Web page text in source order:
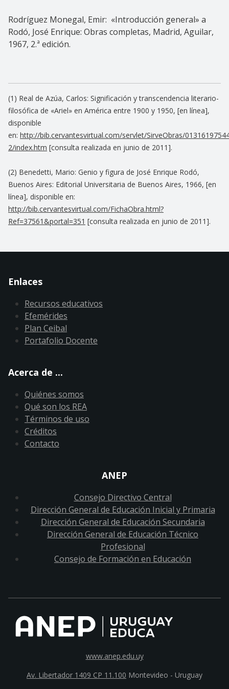
Rodríguez Monegal, Emir: «Introducción general» a
Rodó, José Enrique: Obras completas, Madrid, Aguilar,
1967, 2.ª edición.
(1) Real de Azúa, Carlos: Significación y transcendencia literario-
filosófica de «Ariel» en América entre 1900 y 1950, [en línea],
disponible
en: http://bib.cervantesvirtual.com/servlet/SirveObras/
2/index.htm [consulta realizada en junio de 2011].
(2) Benedetti, Mario: Genio y figura de José Enrique Rodó,
Buenos Aires: Editorial Universitaria de Buenos Aires, 1966, [en
línea], disponible en:
http://bib.cervantesvirtual.com/FichaObra.html?
Ref=37561&portal=351 [consulta realizada en junio de 2011].
Enlaces
Recursos educativos
Efemérides
Plan Ceibal
Portafolio Docente
Acerca de ...
Quiénes somos
Qué son los REA
Términos de uso
Créditos
Contacto
ANEP
Consejo Directivo Central
Dirección General de Educación Inicial y Primaria
Dirección General de Educación Secundaria
Dirección General de Educación Técnico
Profesional
Consejo de Formación en Educación
www.anep.edu.uy
Av. Libertador 1409 CP 11.100 Montevideo - Uruguay